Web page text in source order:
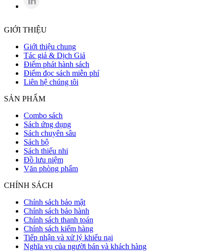
GIỚI THIỆU
Giới thiệu chung
Tác giả & Dịch Giả
Điểm phát hành sách
Điểm đọc sách miễn phí
Liên hệ chúng tôi
SẢN PHẨM
Combo sách
Sách ứng dụng
Sách chuyên sâu
Sách bộ
Sách thiếu nhi
Đồ lưu niệm
Văn phòng phẩm
CHÍNH SÁCH
Chính sách bảo mật
Chính sách bảo hành
Chính sách thanh toán
Chính sách kiểm hàng
Tiếp nhận và xử lý khiếu nại
Nghĩa vụ của người bán và khách hàng